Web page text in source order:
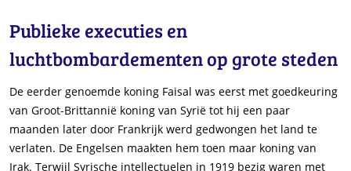
Publieke executies en
luchtbombardementen op grote steden
De eerder genoemde koning Faisal was eerst met goedkeuring
van Groot-Brittannië koning van Syrië tot hij een paar
maanden later door Frankrijk werd gedwongen het land te
verlaten. De Engelsen maakten hem toen maar koning van
Irak. Terwijl Syrische intellectuelen in 1919 bezig waren met